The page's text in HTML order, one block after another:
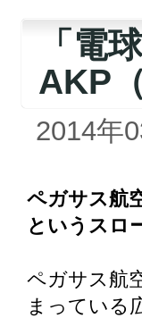
「電
AKP
2014年
ペガサス航
というスロ
ペガサス航
まっている